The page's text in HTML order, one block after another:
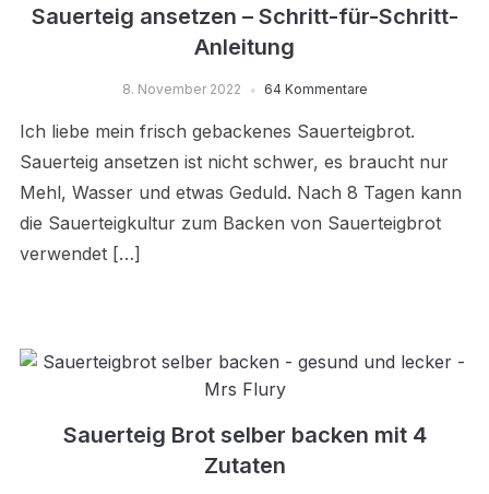
Sauerteig ansetzen – Schritt-für-Schritt-
Anleitung
8. November 2022 64 Kommentare
Ich liebe mein frisch gebackenes Sauerteigbrot.
Sauerteig ansetzen ist nicht schwer, es braucht nur
Mehl, Wasser und etwas Geduld. Nach 8 Tagen kann
die Sauerteigkultur zum Backen von Sauerteigbrot
verwendet […]
Sauerteig Brot selber backen mit 4
Zutaten